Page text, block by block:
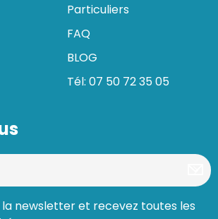
Particuliers
FAQ
BLOG
Tél: 07 50 72 35 05
newsletter et recevez toutes les